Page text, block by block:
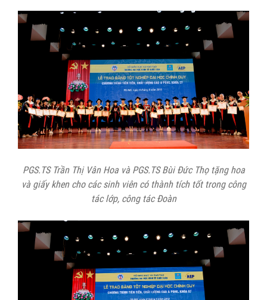
PGS.TS Trần Thị Vân Hoa và PGS.TS Bùi Đức Thọ tặng hoa
và giấy khen cho các sinh viên có thành tích tốt trong công
tác lớp, công tác Đoàn